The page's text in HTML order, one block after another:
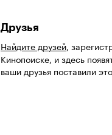
Друзья
Найдите друзей,
Кинопоиске, и здесь
ваши друзья поставили